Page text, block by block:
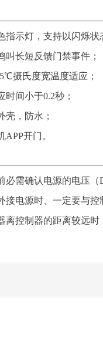
指示灯，支持以闪烁状
叫长短反馈门禁事件；
摄氏度宽温度适应；
时间小于0.2秒；
壳，防水；
APP开门。
必需确认电源的电压（
接电源时、一定要与控
离控制器的距离较远